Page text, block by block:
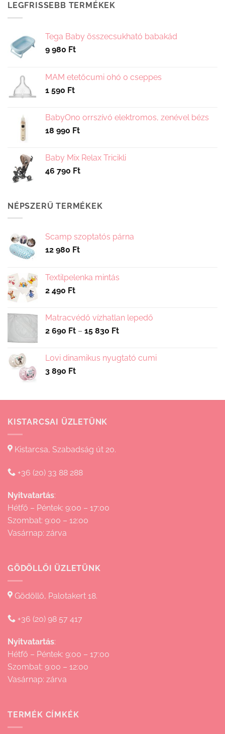
változatok
LEGFRISSEBB TERMÉKEK
Tega Baby összecsukható babakád
9 980 Ft
MAM etetőcumi 0hó 0 cseppes
1 590 Ft
BabyOno orrszívó elektromos, zenével bézs
18 990 Ft
Baby Mix Relax Tricikli
46 790 Ft
NÉPSZERŰ TERMÉKEK
Scamp szoptatós párna
12 980 Ft
Textilpelenka mintás
2 490 Ft
Matracvédő vízhatlan lepedő
2 690 Ft – 15 830 FtÁrtartomány:
-
Lovi dinamikus nyugtató cumi
3 890 Ft
KISTARCSAI ÜZLETÜNK
Kistarcsa, Szabadság út 20.
+36 (20) 33 88 288
Nyitvatartás:
Hétfő – Péntek: 9:00 – 17:00
Szombat: 9:00 – 12:00
Vasárnap: zárva
GÖDÖLLŐI ÜZLETÜNK
Gödöllő, Palotakert 18.
+36 (20) 98 57 417
Nyitvatartás:
Hétfő – Péntek: 9:00 – 17:00
Szombat: 9:00 – 12:00
Vasárnap: zárva
TERMÉK CÍMKÉK